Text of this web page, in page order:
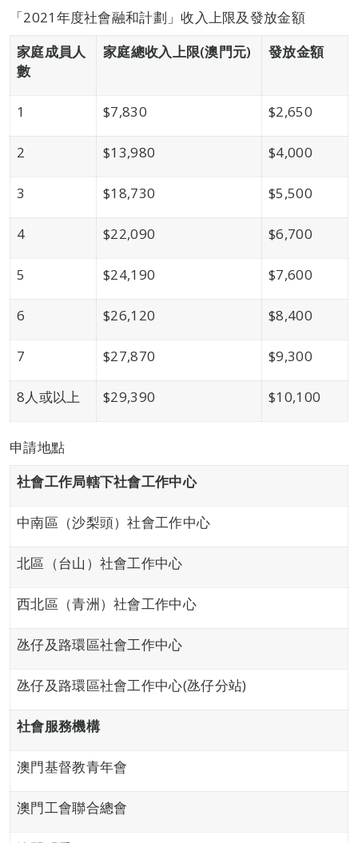
「2021年度社會融和計劃」收入上限及發放金額
家庭成員人
數
家庭總收入上限(澳門元) 發放金額
1 $7,830 $2,650
2 $13,980 $4,000
3 $18,730 $5,500
4 $22,090 $6,700
5 $24,190 $7,600
6 $26,120 $8,400
7 $27,870 $9,300
8人或以上 $29,390 $10,100
申請地點
社會工作局轄下社會工作中心
中南區（沙梨頭）社會工作中心
北區（台山）社會工作中心
西北區（青洲）社會工作中心
氹仔及路環區社會工作中心
氹仔及路環區社會工作中心(氹仔分站)
社會服務機構
澳門基督教青年會
澳門工會聯合總會